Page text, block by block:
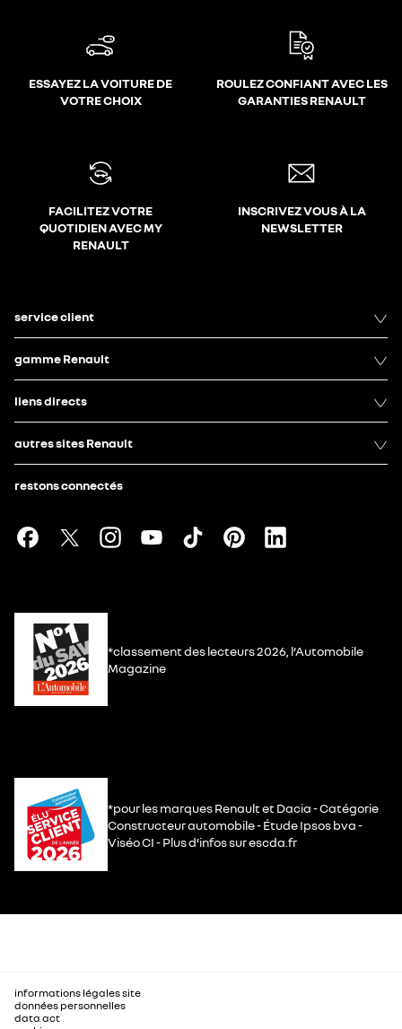
ESSAYEZ LA VOITURE DE
VOTRE CHOIX
ROULEZ CONFIANT AVEC LES
GARANTIES RENAULT
FACILITEZ VOTRE
QUOTIDIEN AVEC MY
RENAULT
INSCRIVEZ VOUS À LA
NEWSLETTER
service client
gamme Renault
liens directs
autres sites Renault
restons connectés
*classement des lecteurs 2026, l’Automobile
Magazine
*pour les marques Renault et Dacia - Catégorie
Constructeur automobile - Étude Ipsos bva -
Viséo CI - Plus d’infos sur escda.fr
informations légales site
données personnelles
data act